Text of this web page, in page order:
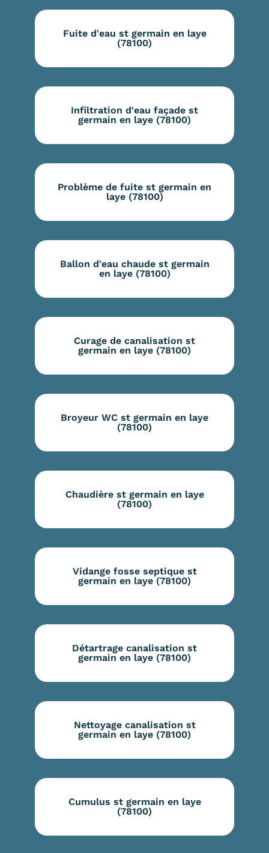
Fuite d'eau st germain en laye
(78100)
Infiltration d'eau façade st
germain en laye (78100)
Problème de fuite st germain en
laye (78100)
Ballon d'eau chaude st germain
en laye (78100)
Curage de canalisation st
germain en laye (78100)
Broyeur WC st germain en laye
(78100)
Chaudière st germain en laye
(78100)
Vidange fosse septique st
germain en laye (78100)
Détartrage canalisation st
germain en laye (78100)
Nettoyage canalisation st
germain en laye (78100)
Cumulus st germain en laye
(78100)